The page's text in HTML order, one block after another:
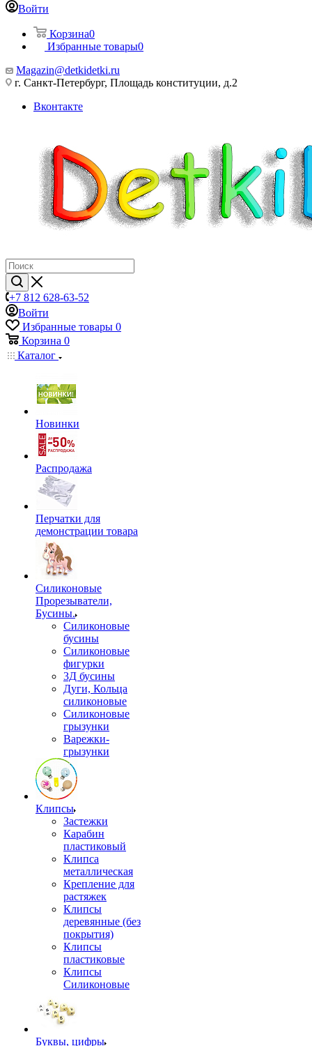
Войти
Корзина0
Избранные товары0
Magazin@detkidetki.ru
г. Санкт-Петербург, Площадь конституции, д.2
Вконтакте
+7 812 628-63-52
Войти
Избранные товары 0
Корзина 0
Каталог
Новинки
Распродажа
Перчатки для
демонстрации товара
Силиконовые
Прорезыватели,
Бусины.
Силиконовые
бусины
Силиконовые
фигурки
3Д бусины
Дуги, Кольца
силиконовые
Силиконовые
грызунки
Варежки-
грызунки
Клипсы
Застежки
Карабин
пластиковый
Клипса
металлическая
Крепление для
растяжек
Клипсы
деревянные (без
покрытия)
Клипсы
пластиковые
Клипсы
Силиконовые
Буквы, цифры